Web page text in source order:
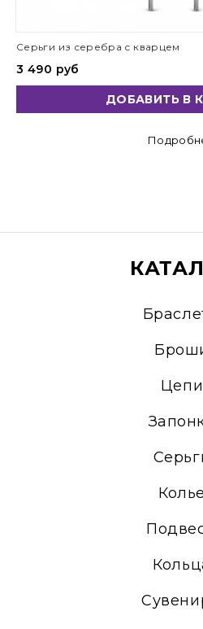
Серьги из серебра с кварцем
3 490 руб
ДОБАВИТЬ В
Цепи
Колье